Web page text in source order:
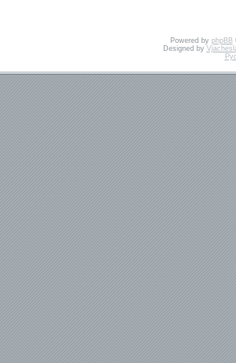
Powered by phpBB
Designed by